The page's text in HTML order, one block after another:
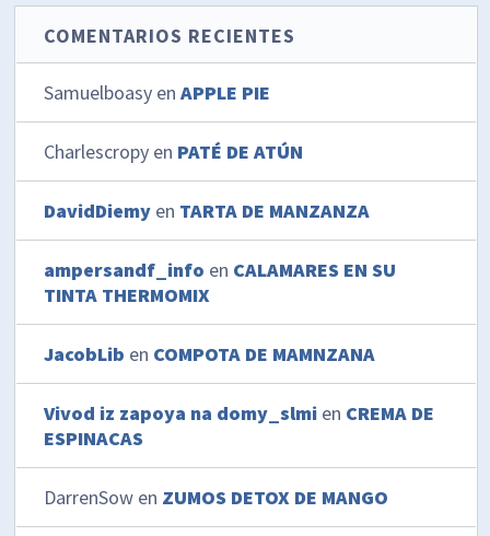
COMENTARIOS RECIENTES
Samuelboasy enAPPLE PIE
Charlescropy en PATÉ DE ATÚN
DavidDiemy en TARTA DE MANZANZA
ampersandf_info en CALAMARES EN SU
TINTA THERMOMIX
JacobLib en COMPOTA DE MAMNZANA
Vivod iz zapoya na domy_slmi en CREMA DE
ESPINACAS
DarrenSow en ZUMOS DETOX DE MANGO